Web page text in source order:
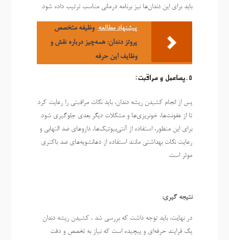
باید برای این دندان‌ها نیز برنامه درمانی مناسب ترتیب داده شود.
پیشنهاد مطالعه وظیفه متخصص
پروتز دندان: همه‌چیز درباره نقش و
وظایف این حرفه
5.پساعمل و مراقبت:
پس از انجام کشیدن ریشه دندان، باید نکات مراقبتی را رعایت کرد
تا از عفونت‌ها، خونریزی‌ها و مشکلات دیگر بعدی جلوگیری شود.
برای این منظور، استفاده از آنتی‌بیوتیک‌ها، داروهای ضد التهابی و
رعایت نکات بهداشتی مانند استفاده از دهانشویه‌های ضد باکتری
موثر است.
نتیجه گیری:
در نهایت، باید توجه داشت که بررسی شد ، کشیدن ریشه دندان
یک فرایند حرفه‌ای و پیچیده است که نیاز به تخصص و دقت